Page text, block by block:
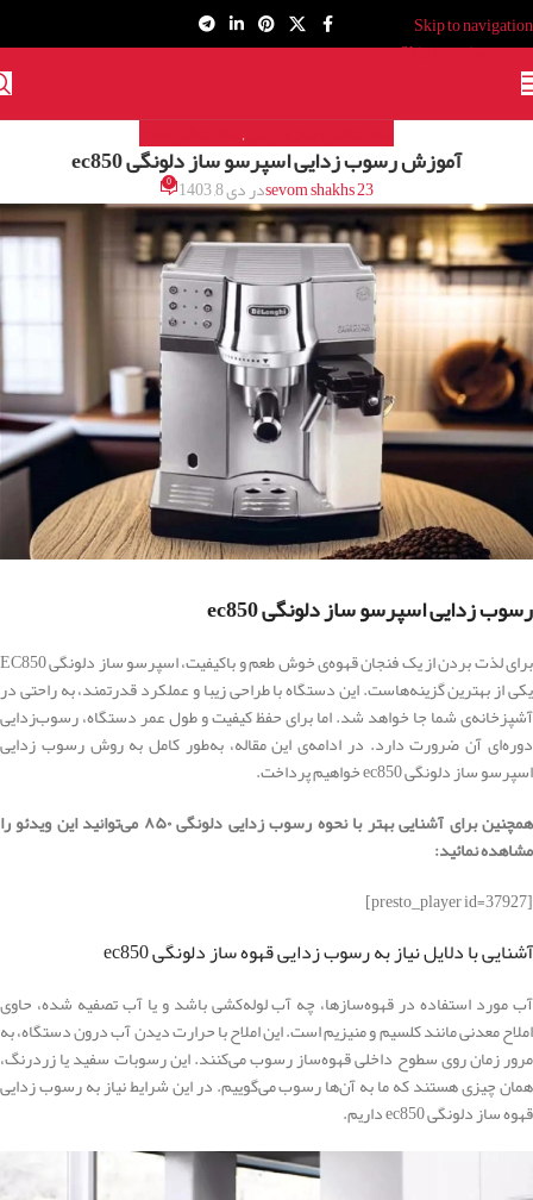
Skip to navigation
Skip to main content
,
آموزش رسوب‌ زدایی اسپرسو ساز دلونگی ec850
sevom shakhs 23در دی 8, 1403 0
رسوب ‌زدایی اسپرسو ساز دلونگی ec850
برای لذت بردن از یک فنجان قهوه‌ی خوش طعم و باکیفیت، اسپرسو ساز دلونگی EC850
یکی از بهترین گزینه‌هاست. این دستگاه با طراحی زیبا و عملکرد قدرتمند، به راحتی در
آشپزخانه‌ی شما جا خواهد شد. اما برای حفظ کیفیت و طول عمر دستگاه، رسوب‌زدایی
دوره‌ای آن ضرورت دارد. در ادامه‌ی این مقاله، به‌طور کامل به روش رسوب‌ زدایی
اسپرسو ساز دلونگی ec850 خواهیم پرداخت.
همچنین برای آشنایی بهتر با نحوه رسوب ‌زدایی دلونگی ۸۵۰ می‌توانید این ویدئو را
مشاهده نمائید:
[presto_player id=37927]
آشنایی با دلایل نیاز به رسوب ‌زدایی قهوه ساز دلونگی ec850
آب مورد استفاده در قهوه‌سازها، چه آب لوله‌کشی باشد و یا آب تصفیه شده، حاوی
املاح معدنی مانند کلسیم و منیزیم است. این املاح با حرارت دیدن آب درون دستگاه، به
مرور زمان روی سطوح داخلی قهوه‌ساز رسوب می‌کنند. این رسوبات سفید یا زردرنگ،
همان چیزی هستند که ما به آن‌ها رسوب می‌گوییم. در این شرایط نیاز به رسوب ‌زدایی
قهوه ساز دلونگی ec850 داریم.